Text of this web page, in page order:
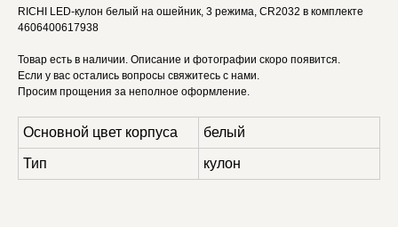
RICHI LED-кулон белый на ошейник, 3 режима, CR2032 в комплекте
4606400617938
Товар есть в наличии. Описание и фотографии скоро появится.
Если у вас остались вопросы свяжитесь с нами.
Просим прощения за неполное оформление.
Основной цвет корпуса белый
Тип кулон